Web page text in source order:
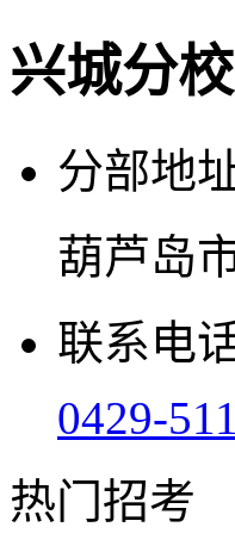
兴城分校
分部地
葫芦岛
联系电
0429-
热门招考